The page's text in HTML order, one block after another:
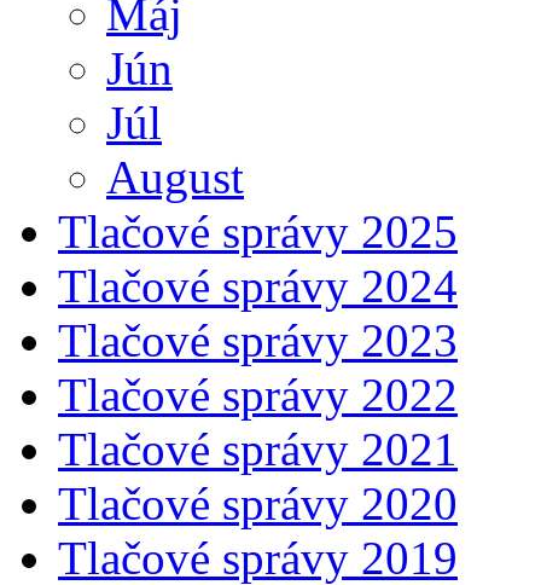
Máj
Jún
Júl
August
Tlačové správy 2025
Tlačové správy 2024
Tlačové správy 2023
Tlačové správy 2022
Tlačové správy 2021
Tlačové správy 2020
Tlačové správy 2019